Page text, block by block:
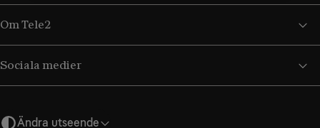
Om Tele2
Sociala medier
Ändra utseende